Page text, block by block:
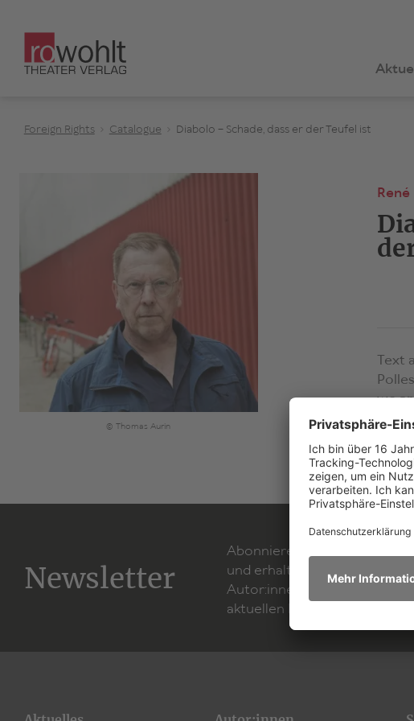
Foreign Rights Catalogue Diabolo – Schade, dass er der Teufel ist
© Thomas Aurin
Text
we
Newsletter
Abonnieren Sie unseren
und erhalten Sie
Autor:innen, neuen Stücken
aktuellen Produktionen.